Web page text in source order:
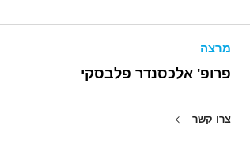
מרצה
פרופ' אלכסנדר פלבסקי
צרו קשר